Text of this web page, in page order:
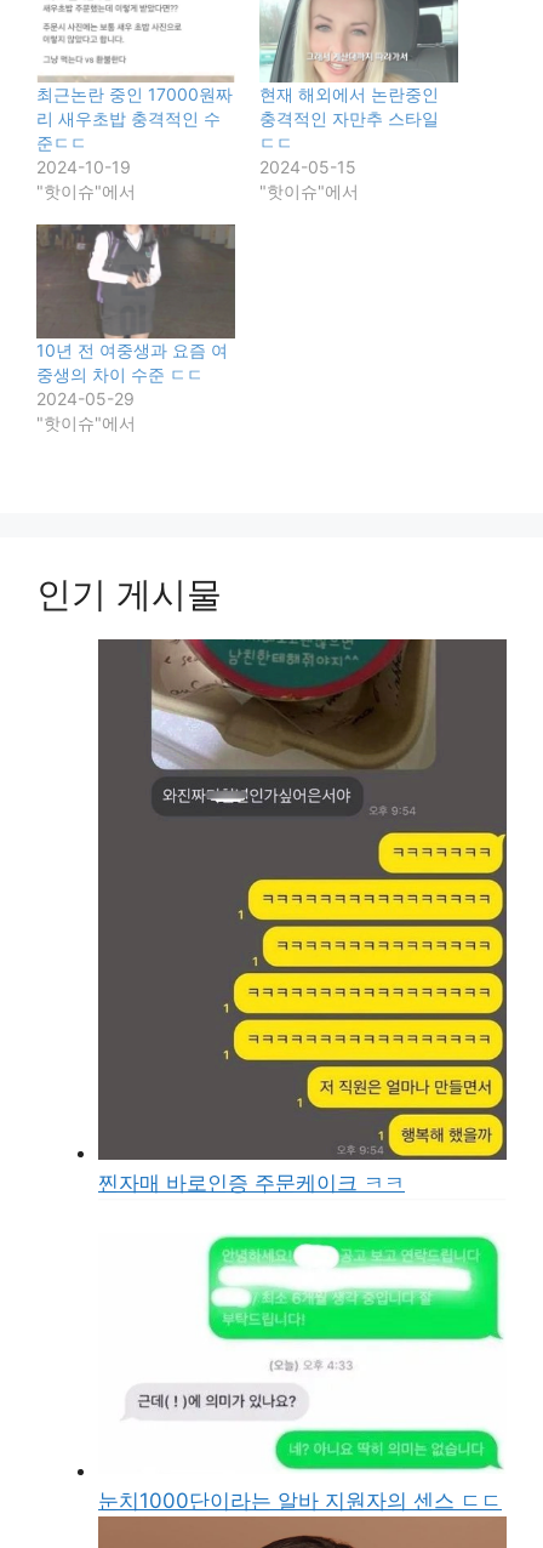
최근논란 중인 17000원짜
리 새우초밥 충격적인 수
준ㄷㄷ
2024-10-19
"핫이슈"에서
현재 해외에서 논란중인
충격적인 자만추 스타일
ㄷㄷ
2024-05-15
"핫이슈"에서
10년 전 여중생과 요즘 여
중생의 차이 수준 ㄷㄷ
2024-05-29
"핫이슈"에서
인기 게시물
찐자매 바로인증 주문케이크 ㅋㅋ
눈치1000단이라는 알바 지원자의 센스 ㄷㄷ